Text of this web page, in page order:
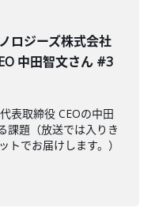
ロジーズ株式会社
中田智文さん #3
表取締役 CEOの中田
課題（放送では入りき
トでお届けします。）